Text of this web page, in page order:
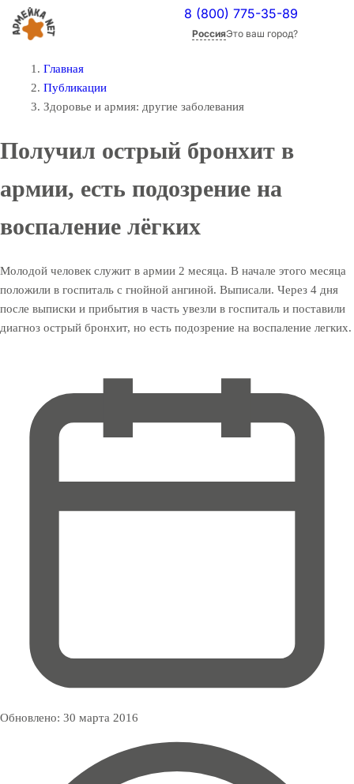
8 (800) 775-35-89
РоссияЭто ваш город?
Главная
Публикации
Здоровье и армия: другие заболевания
Получил острый бронхит в
армии, есть подозрение на
воспаление лёгких
Молодой человек служит в армии 2 месяца. В начале этого месяца
положили в госпиталь с гнойной ангиной. Выписали. Через 4 дня
после выписки и прибытия в часть увезли в госпиталь и поставили
диагноз острый бронхит, но есть подозрение на воспаление легких.
Обновлено: 30 марта 2016